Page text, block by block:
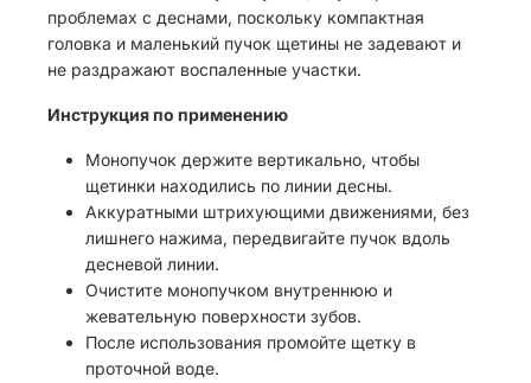
проблемах с деснами, поскольку компактная
головка и маленький пучок щетины не задевают и
не раздражают воспаленные участки.
Инструкция по применению
Монопучок держите вертикально, чтобы
щетинки находились по линии десны.
Аккуратными штрихующими движениями, без
лишнего нажима, передвигайте пучок вдоль
десневой линии.
Очистите монопучком внутреннюю и
жевательную поверхности зубов.
После использования промойте щетку в
проточной воде.